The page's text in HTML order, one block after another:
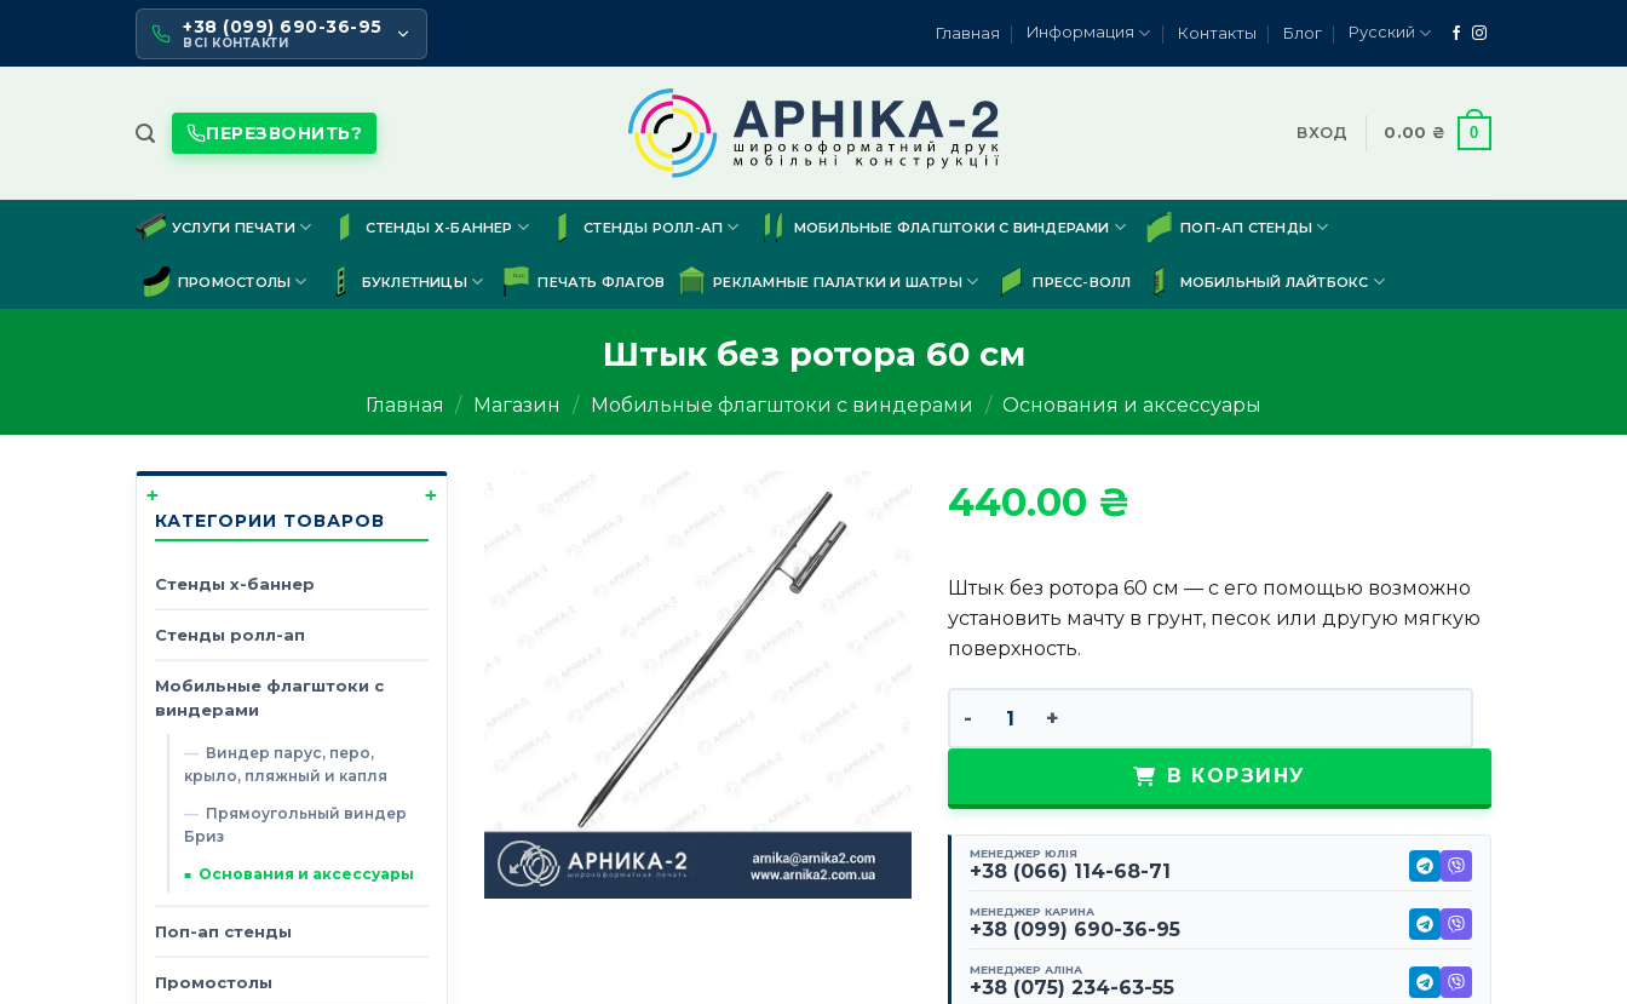
content
+38 (099) 690-36-95
ВСІ КОНТАКТИ
Главная Информация Контакты Блог Русский
ПЕРЕЗВОНИТЬ? ВХОД 0.00 ₴ 0
УСЛУГИ ПЕЧАТИ СТЕНДЫ Х-БАННЕР СТЕНДЫ РОЛЛ-АП МОБИЛЬНЫЕ ФЛАГШТОКИ С ВИНДЕРАМИ ПОП-АП СТЕНДЫ
ПРОМОСТОЛЫ БУКЛЕТНИЦЫ ПЕЧАТЬ ФЛАГОВ РЕКЛАМНЫЕ ПАЛАТКИ И ШАТРЫ ПРЕСС-ВОЛЛ МОБИЛЬНЫЙ ЛАЙТБОКС
Штык без ротора 60 см
Главная / Магазин / Мобильные флагштоки с виндерами / Основания и аксессуары
КАТЕГОРИИ ТОВАРОВ
Стенды х-баннер
Стенды ролл-ап
Мобильные флагштоки с
виндерами
Виндер парус, перо,
крыло, пляжный и капля
Прямоугольный виндер
Бриз
Основания и аксессуары
Поп-ап стенды
Промостолы
440.00 ₴
Штык без ротора 60 см — с его помощью возможно
установить мачту в грунт, песок или другую мягкую
поверхность.
В КОРЗИНУ
МЕНЕДЖЕР ЮЛІЯ
+38 (066) 114-68-71
МЕНЕДЖЕР КАРИНА
+38 (099) 690-36-95
МЕНЕДЖЕР АЛІНА
+38 (075) 234-63-55